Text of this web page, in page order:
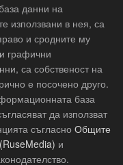
данни на
използвани в нея, са
и сродните му
графични
са собственост на
е посочено друго.
база
да използват
съгласно Общите
и